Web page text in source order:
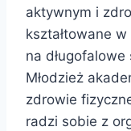
aktywnym i
kształtowane
na
Młodzież
zdrowie
radzi sobie z